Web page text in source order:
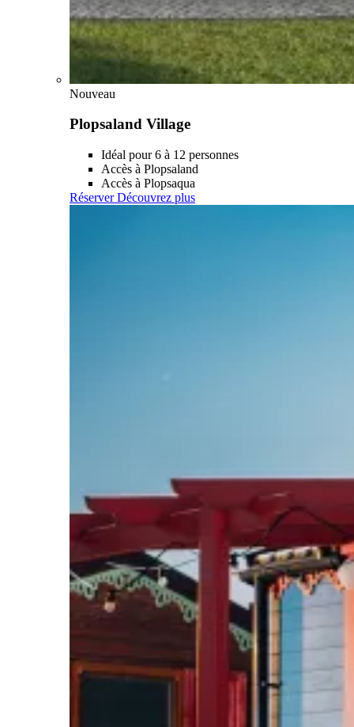
Nouveau
Plopsaland Village
Idéal pour 6 à 12 personnes
Accès à Plopsaland
Accès à Plopsaqua
Réserver Découvrez plus